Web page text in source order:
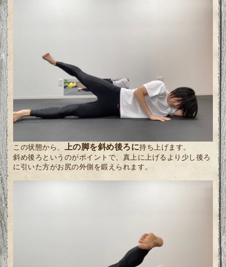
この状態から、 上の脚を斜め後ろに持ち上げます。
斜め後ろというのがポイントで、真上に上げるより少し後ろ
に引いた方がお尻の外側を鍛えられます。